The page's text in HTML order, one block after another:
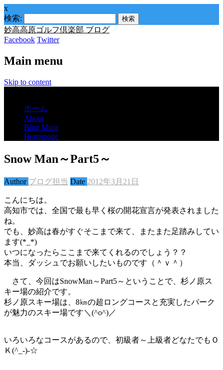
x
検索:
妙高高原ゴルフ倶楽部 ブログ
Facebook Twitter
Main menu
Skip to content
ホーム
About
Blog Mura
Homepage
Snow Man～Part5～
Author ブログ担当 Date 2012年3月21日
こんにちは。
高知市では、全国で最も早く桜の開花宣言が発表されました
ね。
でも、妙高は春がすぐそこまで来て、またまた足踏みしてい
ます(*_*)
いつになったらここまで来てくれるのでしょう？？
本当、ダッシュでお願いしたいものです（＾ｖ＾）
さて、今回はSnowMan～Part5～ということで、杉ノ原ス
キー場の紹介です。
杉ノ原スキー場は、8㎞の超ロングコースと充実したパーク
が魅力のスキー場です＼(^o^)／
いろいろなコースがあるので、初級者～上級者どなたでもＯ
Ｋ(^_-)-☆